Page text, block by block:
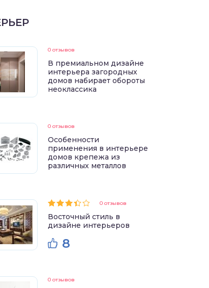
0 отзывов
В премиальном дизайне
интерьера загородных
домов набирает обороты
неоклассика
0 отзывов
Особенности
применения в интерьере
домов крепежа из
различных металлов
0 отзывов
Восточный стиль в
дизайне интерьеров
8
0 отзывов